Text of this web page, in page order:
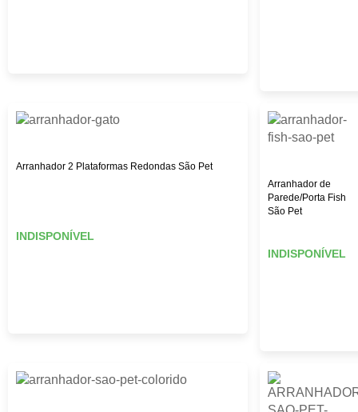
Arranhador 2 Plataformas Redondas São Pet
INDISPONÍVEL
Arranhador de
Parede/Porta Fish
São Pet
INDISPONÍVEL